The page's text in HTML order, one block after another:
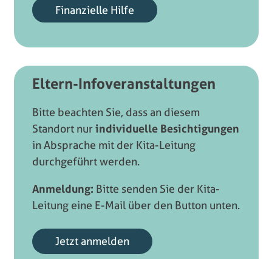
Finanzielle Hilfe
Eltern-Infoveranstaltungen
Bitte beachten Sie, dass an diesem
Standort nurindividuelle Besichtigungen
in Absprache mit der Kita-Leitung
durchgeführt werden.
Anmeldung: Bitte senden Sie der Kita-
Leitung eine E-Mail über den Button unten.
Jetzt anmelden